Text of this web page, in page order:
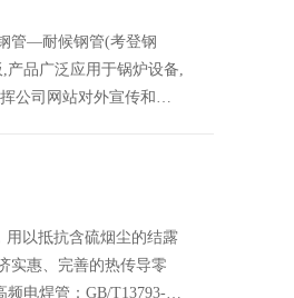
管—耐候钢管(考登钢
产品广泛应用于锅炉设备,
公司网站对外宣传和…
用以抵抗含硫烟尘的结露
实惠、完善的热传导零
频电焊管：GB/T13793-…